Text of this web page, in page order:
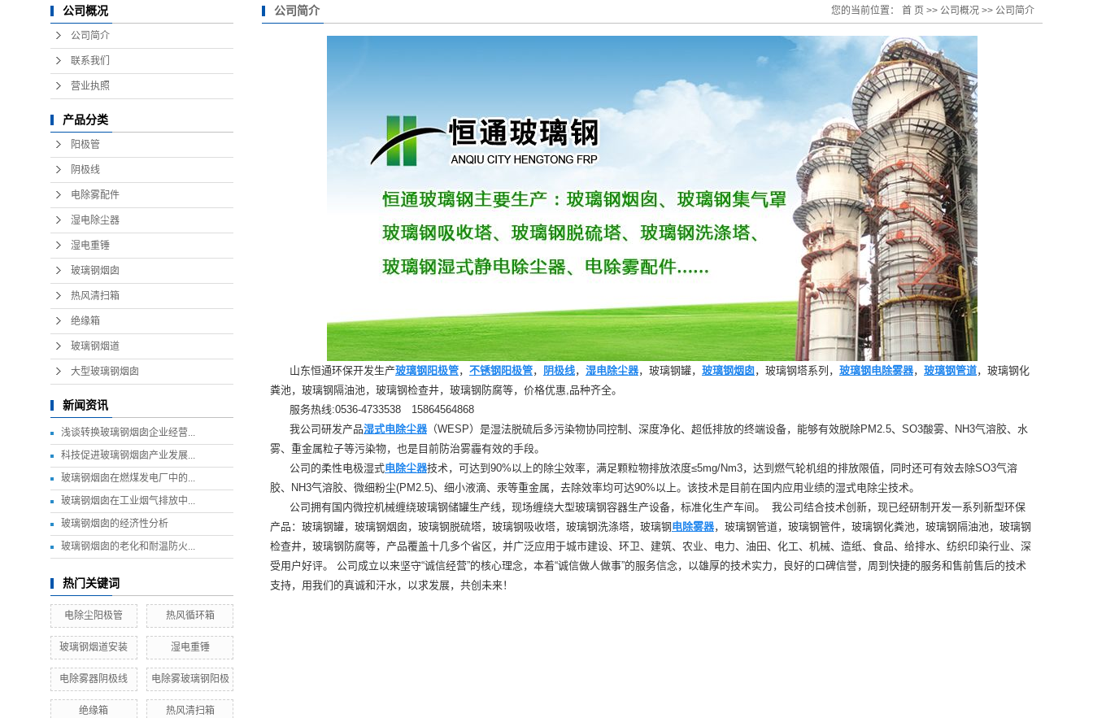
公司概况
公司简介
联系我们
营业执照
产品分类
阳极管
阴极线
电除雾配件
湿电除尘器
湿电重锤
玻璃钢烟囱
热风清扫箱
绝缘箱
玻璃钢烟道
大型玻璃钢烟囱
新闻资讯
浅谈转换玻璃钢烟囱企业经营...
科技促进玻璃钢烟囱产业发展...
玻璃钢烟囱在燃煤发电厂中的...
玻璃钢烟囱在工业烟气排放中...
玻璃钢烟囱的经济性分析
玻璃钢烟囱的老化和耐温防火...
热门关键词
电除尘阳极管 热风循环箱
玻璃钢烟道安装 湿电重锤
电除雾器阴极线 电除雾玻璃钢阳极
绝缘箱 热风清扫箱
公司简介 您的当前位置： 首 页 >> 公司概况 >> 公司简介
山东恒通环保开发生产玻璃钢阳极管， 不锈钢阳极管， 阴极线， 湿电除尘器，玻璃钢罐， 玻璃钢烟囱 ，玻璃钢塔系列， 玻璃钢电除雾器， 玻璃钢管道，玻璃钢化
粪池，玻璃钢隔油池，玻璃钢检查井，玻璃钢防腐等，价格优惠,品种齐全。
服务热线:0536-4733538 15864564868
我公司研发产品湿式电除尘器（WESP）是湿法脱硫后多污染物协同控制、深度净化、超低排放的终端设备，能够有效脱除PM2.5、SO3酸雾、NH3气溶胶、水
雾、重金属粒子等污染物，也是目前防治雾霾有效的手段。
公司的柔性电极湿式电除尘器技术，可达到90%以上的除尘效率，满足颗粒物排放浓度≤5mg/Nm3，达到燃气轮机组的排放限值，同时还可有效去除SO3气溶
胶、NH3气溶胶、微细粉尘(PM2.5)、细小液滴、汞等重金属，去除效率均可达90%以上。该技术是目前在国内应用业绩的湿式电除尘技术。
公司拥有国内微控机械缠绕玻璃钢储罐生产线，现场缠绕大型玻璃钢容器生产设备，标准化生产车间。 我公司结合技术创新，现已经研制开发一系列新型环保
产品：玻璃钢罐，玻璃钢烟囱，玻璃钢脱硫塔，玻璃钢吸收塔，玻璃钢洗涤塔，玻璃钢电除雾器，玻璃钢管道，玻璃钢管件，玻璃钢化粪池，玻璃钢隔油池，玻璃钢
检查井，玻璃钢防腐等，产品覆盖十几多个省区，并广泛应用于城市建设、环卫、建筑、农业、电力、油田、化工、机械、造纸、食品、给排水、纺织印染行业、深
受用户好评。 公司成立以来坚守“诚信经营”的核心理念，本着“诚信做人做事”的服务信念，以雄厚的技术实力，良好的口碑信誉，周到快捷的服务和售前售后的技术
支持，用我们的真诚和汗水，以求发展，共创未来！